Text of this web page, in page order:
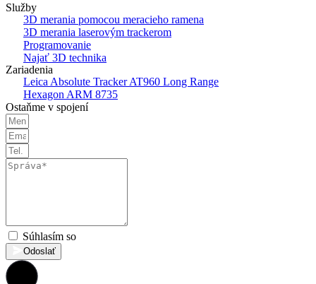
Služby
3D merania pomocou meracieho ramena
3D merania laserovým trackerom
Programovanie
Najať 3D technika
Zariadenia
Leica Absolute Tracker AT960 Long Range
Hexagon ARM 8735
Ostaňme v spojení
Súhlasím so
Odoslať